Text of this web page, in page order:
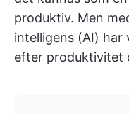
produktiv. Men
intelligens (AI) har
efter produktivitet